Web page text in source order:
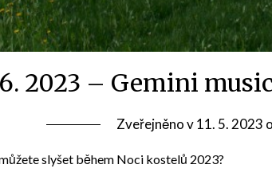
2023 – Gemini
Zveřejněno v11. 5. 2023
slyšet během Noci kostelů 2023?